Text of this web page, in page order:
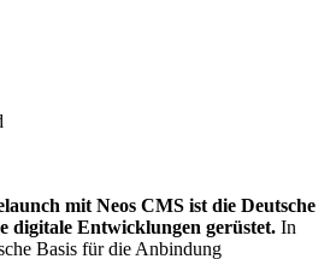
mit Neos CMS ist die Deutsche
digitale Entwicklungen gerüstet. In
Basis für die Anbindung